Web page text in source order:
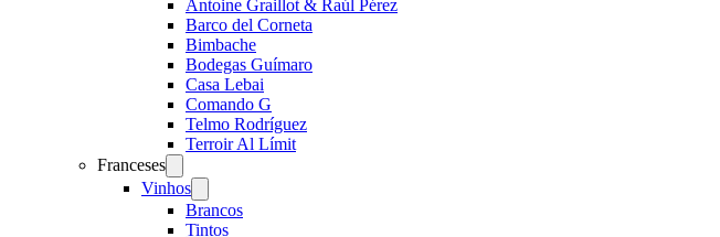
Antoine Graillot & Raúl Pérez
Barco del Corneta
Bimbache
Bodegas Guímaro
Casa Lebai
Comando G
Telmo Rodríguez
Terroir Al Límit
Franceses
menu
Vinhos
menu
Brancos
Tintos